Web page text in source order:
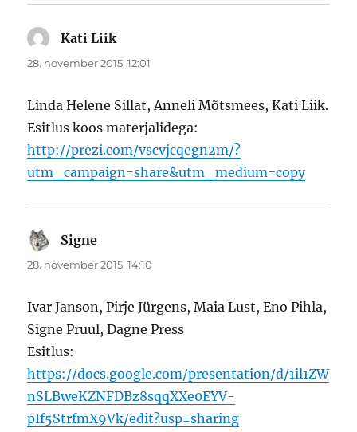
Kati Liikütleb:
28. november 2015, 12:01
Linda Helene Sillat, Anneli Mõtsmees, Kati Liik.
Esitlus koos materjalidega:
http://prezi.com/vscvjcqegn2m/?
utm_campaign=share&utm_medium=copy
Signe
28. november 2015, 14:10
Ivar Janson, Pirje Jürgens, Maia Lust, Eno Pihla,
Signe Pruul, Dagne Press
Esitlus:
https://docs.google.com/presentation/d/1il1ZW
nSLBweKZNFDBz8sqqXXe0EYV-
pIf5StrfmX9Vk/edit?usp=sharing